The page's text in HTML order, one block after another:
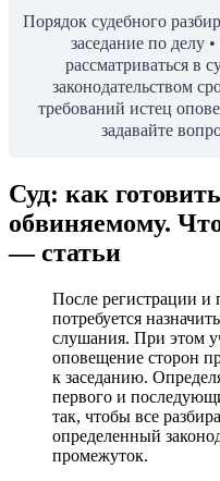
Порядок судебного
заседание по делу
рассматриваться в
законодательством
требований истец
задавайте
Суд: как
обвиняемому.
— статьи
После регистрации и
потребуется
слушания. При этом
оповещение сторон
к заседанию.
первого и
так, чтобы все
определенный
промежуток.